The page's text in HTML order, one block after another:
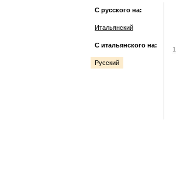
С русского на:
Итальянский
С итальянского на:
Русский
1